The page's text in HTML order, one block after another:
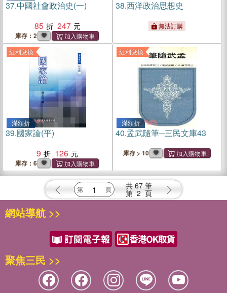
37.中國社會政治史(一)
85
247
庫存：2
38.西洋政治思想史
無法訂購
紅利兌換
滿額折
39.國家論(平)
9
126
庫存：6
紅利兌換
滿額折
40.孟武隨筆─三民文庫43
庫存 > 10
共 67 筆
第 2 頁
網站導航 >>
聚焦三民 >>